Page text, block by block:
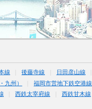
線 後藤寺線 日田彦山線
九州） 福岡市営地下鉄空港線
西鉄太宰府線 西鉄甘木線